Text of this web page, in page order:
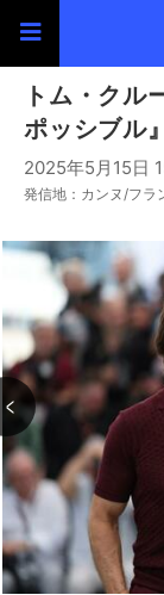
トム・クル
ポッシブル
2025年5月15日
発信地：カンヌ/フラ